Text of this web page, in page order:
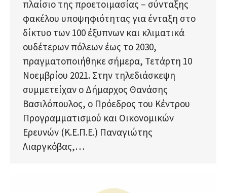
πλαίσιο της προετοιμασίας – σύνταξης
φακέλου υποψηφιότητας για ένταξη στο
δίκτυο των 100 έξυπνων και κλιματικά
ουδέτερων πόλεων έως το 2030,
πραγματοποιήθηκε σήμερα, Τετάρτη 10
Νοεμβρίου 2021. Στην τηλεδιάσκεψη
συμμετείχαν ο Δήμαρχος Θανάσης
Βασιλόπουλος, ο Πρόεδρος του Κέντρου
Προγραμματισμού και Οικονομικών
Ερευνών (Κ.Ε.Π.Ε.) Παναγιώτης
Λιαργκόβας,…